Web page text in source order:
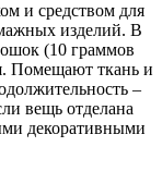
и средством для
изделий. В
(10 граммов
Помещают ткань и
–
вещь отделана
декоративными